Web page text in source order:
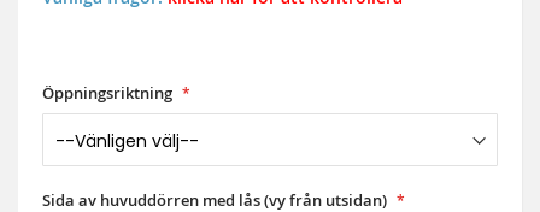
Öppningsriktning
Sida av huvuddörren med lås (vy från utsidan)